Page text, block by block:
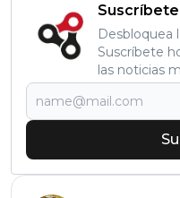
Desbloquea
Suscríbete
las noticias